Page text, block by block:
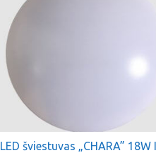
LED šviestuvas „CHARA” 18W